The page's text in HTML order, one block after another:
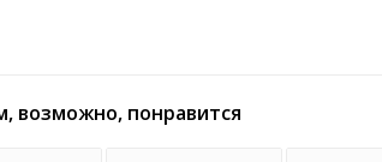
возможно, понравится